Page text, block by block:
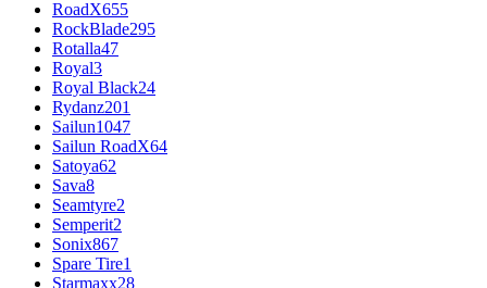
RoadX655
RockBlade295
Rotalla47
Royal3
Royal Black24
Rydanz201
Sailun1047
Sailun RoadX64
Satoya62
Sava8
Seamtyre2
Semperit2
Sonix867
Spare Tire1
Starmaxx28